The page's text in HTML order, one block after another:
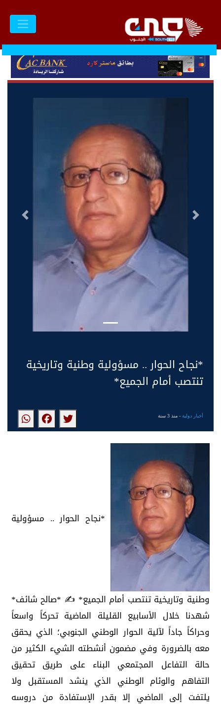
التالى السابق
*نجاح الحوار .. مسؤولية وطنية وتاريخية
تنتصب أمام الجميع*
أخبار دولية- منذ 3 سنة
*نجاح الحوار .. مسؤولية
وطنية وتاريخية تنتصب أمام الجميع* ✍️ *صالح شائف*
شهدنا خلال الأسابيع القليلة الماضية تحركاً واسعاً
وحراكاً جاداً لآلية الحوار الوطني الجنوبي؛ الذي يحقق
معه بالضرورة وفي مضمون أنشطته الشيء الكثير من
حالة التفاعل المجتمعي البناء على طريق تحقيق
التفاهم والوئام الوطني الذي ينشد المستقبل ولا
يلتفت إلى الماضي إلا بقدر الإستفادة من دروسه